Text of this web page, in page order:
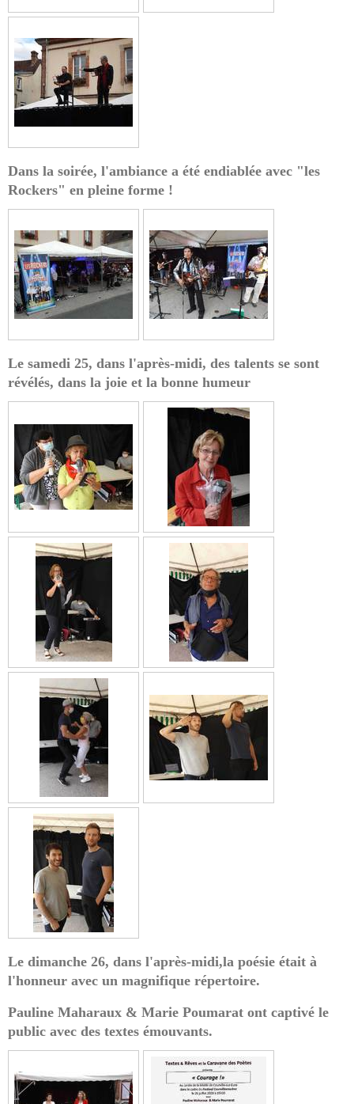
Dans la soirée, l'ambiance a été endiablée avec "les
Rockers" en pleine forme !
Le samedi 25, dans l'après-midi, des talents se sont
révélés, dans la joie et la bonne humeur
Le dimanche 26, dans l'après-midi,la poésie était à
l'honneur avec un magnifique répertoire.
Pauline Maharaux & Marie Poumarat ont captivé le
public avec des textes émouvants.